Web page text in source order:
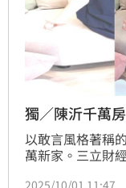
獨／陳沂千萬
以敢言風格著稱
萬新家。三立財
2025/10/01 11:47